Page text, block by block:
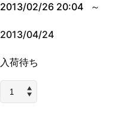
2013/02/26 20:04
2013/04/24
入荷待ち